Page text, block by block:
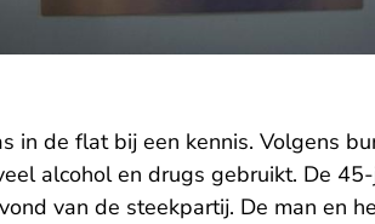
in de flat bij een kennis. Volgens
alcohol en drugs gebruikt. De
van de steekpartij. De man en